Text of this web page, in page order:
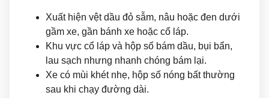
Xuất hiện vệt dầu đỏ sẫm, nâu hoặc đen dưới
gầm xe, gần bánh xe hoặc cổ láp.
Khu vực cổ láp và hộp số bám dầu, bụi bẩn,
lau sạch nhưng nhanh chóng bám lại.
Xe có mùi khét nhẹ, hộp số nóng bất thường
sau khi chạy đường dài.